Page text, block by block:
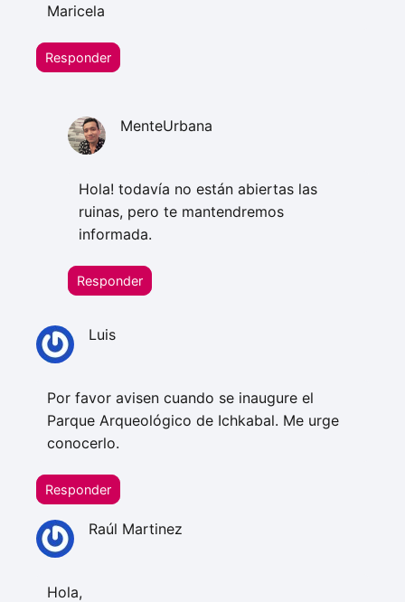
Maricela
Responder
MenteUrbana
Hola! todavía no están abiertas las
ruinas, pero te mantendremos
informada.
Responder
Luis
Por favor avisen cuando se inaugure el
Parque Arqueológico de Ichkabal. Me urge
conocerlo.
Responder
Raúl Martinez
Hola,